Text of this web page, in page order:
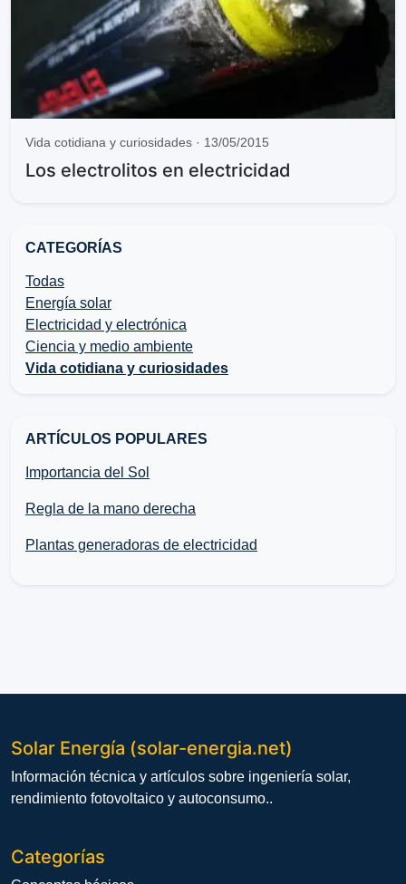
Vida cotidiana y curiosidades · 13/05/2015
Los electrolitos en electricidad
CATEGORÍAS
Todas
Energía solar
Electricidad y electrónica
Ciencia y medio ambiente
Vida cotidiana y curiosidades
ARTÍCULOS POPULARES
Importancia del Sol
Regla de la mano derecha
Plantas generadoras de electricidad
Solar Energía (solar-energia.net)
Información técnica y artículos sobre ingeniería solar,
rendimiento fotovoltaico y autoconsumo..
Categorías